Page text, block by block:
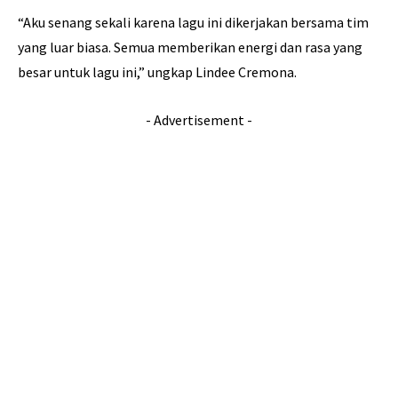
“Aku senang sekali karena lagu ini dikerjakan bersama tim
yang luar biasa. Semua memberikan energi dan rasa yang
besar untuk lagu ini,” ungkap Lindee Cremona.
- Advertisement -